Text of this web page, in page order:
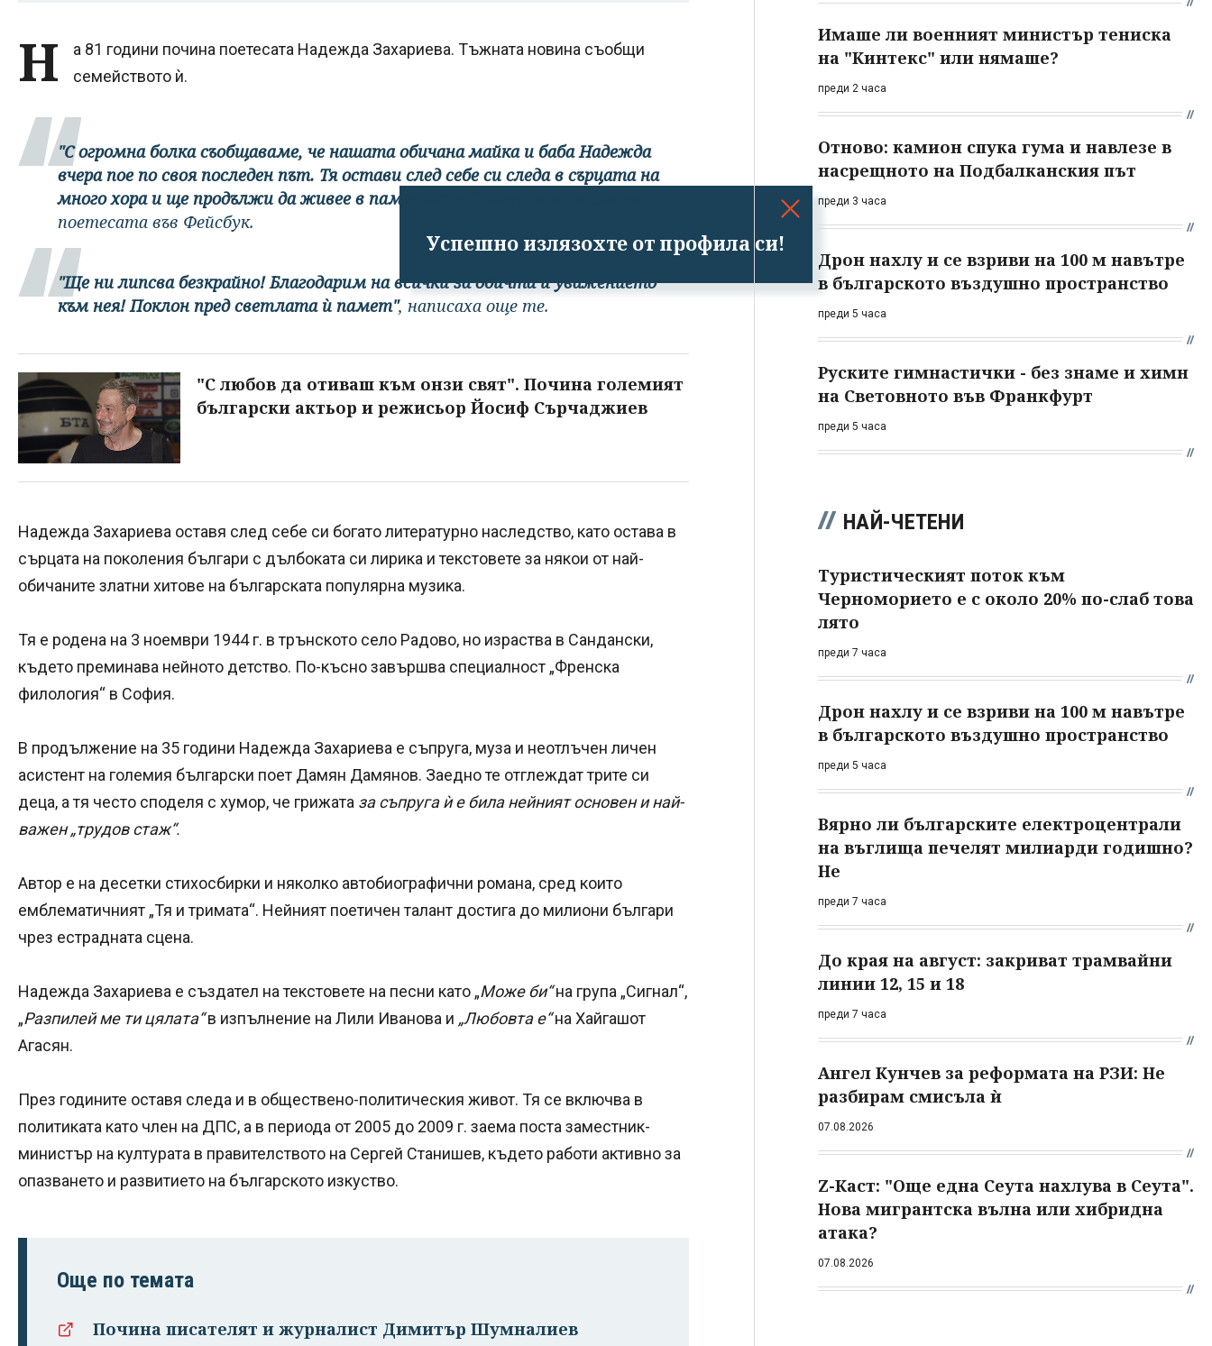
Успешно излязохте от профила си!
Н
а 81 години почина поетесата Надежда Захариева. Тъжната новина съобщи
семейството ѝ.
"С огромна болка съобщаваме, че нашата обичана майка и баба Надежда
вчера пое по своя последен път. Тя остави след себе си следа в сърцата на
много хора и ще продължи да живее в паметта ни"
поетесата във Фейсбук.
"Ще ни липсва безкрайно! Благодарим на всички за обичта и уважението
към нея! Поклон пред светлата ѝ памет", написаха още те.
"С любов да отиваш към онзи свят". Почина големият
български актьор и режисьор Йосиф Сърчаджиев
Надежда Захариева оставя след себе си богато литературно наследство, като остава в
сърцата на поколения българи с дълбоката си лирика и текстовете за някои от най-
обичаните златни хитове на българската популярна музика.
Тя е родена на 3 ноември 1944 г. в трънското село Радово, но израства в Сандански,
където преминава нейното детство. По-късно завършва специалност „Френска
филология“ в София.
В продължение на 35 години Надежда Захариева е съпруга, муза и неотлъчен личен
асистент на големия български поет Дамян Дамянов. Заедно те отглеждат трите си
деца, а тя често споделя с хумор, че грижата за съпруга ѝ е била нейният основен и най-
важен „трудов стаж“.
Автор е на десетки стихосбирки и няколко автобиографични романа, сред които
емблематичният „Тя и тримата“. Нейният поетичен талант достига до милиони българи
чрез естрадната сцена.
Надежда Захариева е създател на текстовете на песни като „Може би“на група „Сигнал“,
„Разпилей ме ти цялата“в изпълнение на Лили Иванова и „Любовта е“на Хайгашот
Агасян.
През годините оставя следа и в обществено-политическия живот. Тя се включва в
политиката като член на ДПС, а в периода от 2005 до 2009 г. заема поста заместник-
министър на културата в правителството на Сергей Станишев, където работи активно за
опазването и развитието на българското изкуство.
Още по темата
Почина писателят и журналист Димитър Шумналиев
Имаше ли военният министър тениска
на "Кинтекс" или нямаше?
преди 2 часа
Отново: камион спука гума и навлезе в
насрещното на Подбалканския път
преди 3 часа
Дрон нахлу и се взриви на 100 м навътре
в българското въздушно пространство
преди 5 часа
Руските гимнастички - без знаме и химн
на Световното във Франкфурт
преди 5 часа
НАЙ-ЧЕТЕНИ
Туристическият поток към
Черноморието е с около 20% по-слаб това
лято
преди 7 часа
Дрон нахлу и се взриви на 100 м навътре
в българското въздушно пространство
преди 5 часа
Вярно ли българските електроцентрали
на въглища печелят милиарди годишно?
Не
преди 7 часа
До края на август: закриват трамвайни
линии 12, 15 и 18
преди 7 часа
Ангел Кунчев за реформата на РЗИ: Не
разбирам смисъла ѝ
07.08.2026
Z-Каст: "Още една Сеута нахлува в Сеута".
Нова мигрантска вълна или хибридна
атака?
07.08.2026